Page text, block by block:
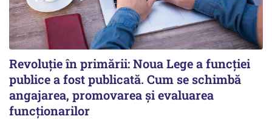
Revoluție în primării: Noua Lege a funcției
publice a fost publicată. Cum se schimbă
angajarea, promovarea și evaluarea
funcționarilor